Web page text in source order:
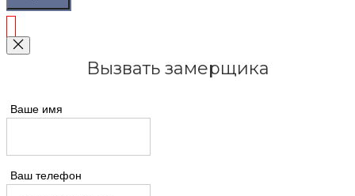
Вызвать замерщика
Ваше имя
Ваш телефон